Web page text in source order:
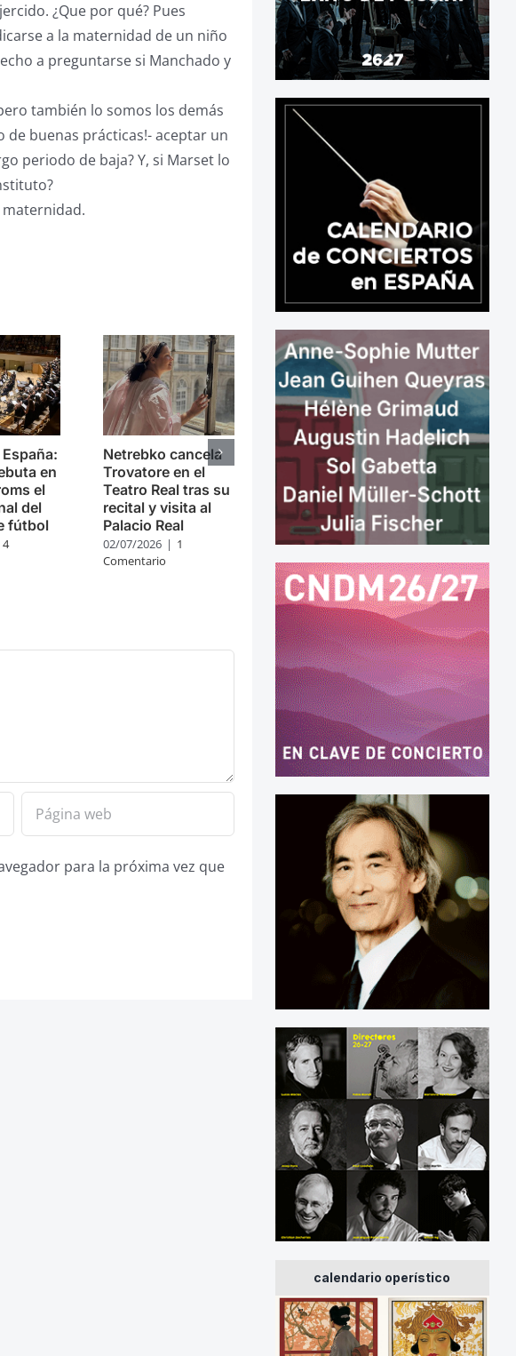
¿Que por qué? Pues
a la maternidad de un niño
a preguntarse si Manchado y
también lo somos los demás
de buenas prácticas!- aceptar un
periodo de baja? Y, si Marset lo
maternidad.
en
el
del
fútbol
4
Netrebko cancela
Trovatore en el
Teatro Real tras su
recital y visita al
Palacio Real
02/07/2026 | 1
Comentario
para la próxima vez que
calendario operístico